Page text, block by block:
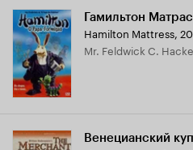
Гамильтон Матрас
Hamilton Mattress,
Mr. Feldwick C.
Венецианский